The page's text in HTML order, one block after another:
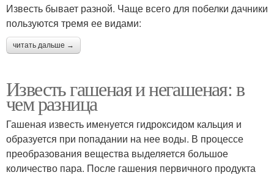
Известь бывает разной. Чаще всего для побелки дачники
пользуются тремя ее видами:
читать дальше →
Известь гашеная и негашеная: в
чем разница
Гашеная известь именуется гидроксидом кальция и
образуется при попадании на нее воды. В процессе
преобразования вещества выделяется большое
количество пара. После гашения первичного продукта